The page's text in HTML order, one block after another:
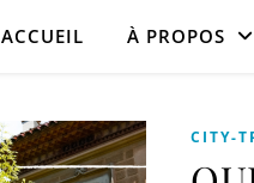
ACCUEIL À PROPOS
CITY-